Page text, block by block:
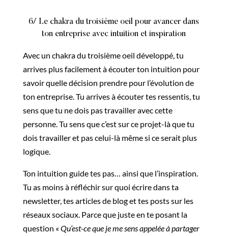
6/ Le chakra du troisième oeil pour avancer dans
ton entreprise avec intuition et inspiration
Avec un chakra du troisième oeil développé, tu
arrives plus facilement à écouter ton intuition pour
savoir quelle décision prendre pour l’évolution de
ton entreprise. Tu arrives à écouter tes ressentis, tu
sens que tu ne dois pas travailler avec cette
personne. Tu sens que c’est sur ce projet-là que tu
dois travailler et pas celui-là même si ce serait plus
logique.
Ton intuition guide tes pas… ainsi que l’inspiration.
Tu as moins à réfléchir sur quoi écrire dans ta
newsletter, tes articles de blog et tes posts sur les
réseaux sociaux. Parce que juste en te posant la
question « Qu’est-ce que je me sens appelée à partager